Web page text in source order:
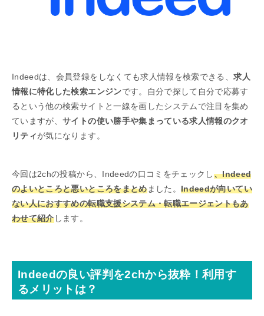
Indeedは、会員登録をしなくても求人情報を検索できる、求人
情報に特化した検索エンジンです。自分で探して自分で応募す
るという他の検索サイトと一線を画したシステムで注目を集め
ていますが、サイトの使い勝手や集まっている求人情報のクオ
リティが気になります。
今回は2chの投稿から、Indeedの口コミをチェックし、Indeed
のよいところと悪いところをまとめました。Indeedが向いてい
ない人におすすめの転職支援システム・転職エージェントもあ
わせて紹介します。
Indeedの良い評判を2chから抜粋！利用す
るメリットは？